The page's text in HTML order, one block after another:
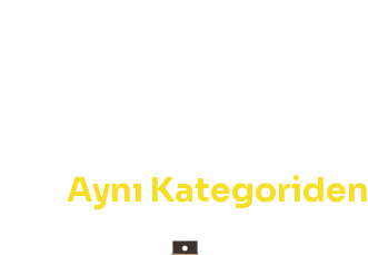
Aynı Kategoriden